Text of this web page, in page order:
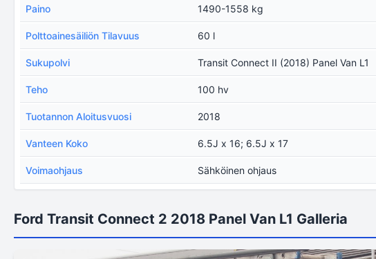
Paino 1490-1558 kg
Polttoainesäiliön Tilavuus 60 l
Sukupolvi Transit Connect II (2018) Panel Van L1
Teho 100 hv
Tuotannon Aloitusvuosi 2018
Vanteen Koko 6.5J x 16; 6.5J x 17
Voimaohjaus Sähköinen ohjaus
Ford Transit Connect 2 2018 Panel Van L1 Galleria